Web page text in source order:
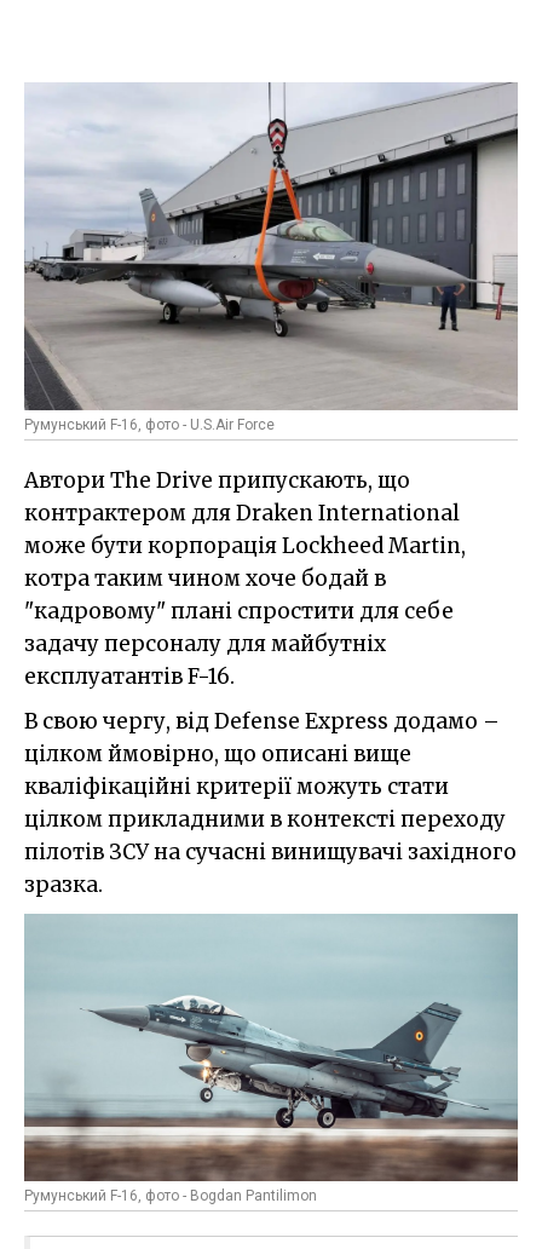
Румунський F-16, фото - U.S.Air Force
Автори The Drive припускають, що
контрактером для Draken International
може бути корпорація Lockheed Martin,
котра таким чином хоче бодай в
"кадровому" плані спростити для себе
задачу персоналу для майбутніх
експлуатантів F-16.
В свою чергу, від Defense Express додамо –
цілком ймовірно, що описані вище
кваліфікаційні критерії можуть стати
цілком прикладними в контексті переходу
пілотів ЗСУ на сучасні винищувачі західного
зразка.
Румунський F-16, фото - Bogdan Pantilimon